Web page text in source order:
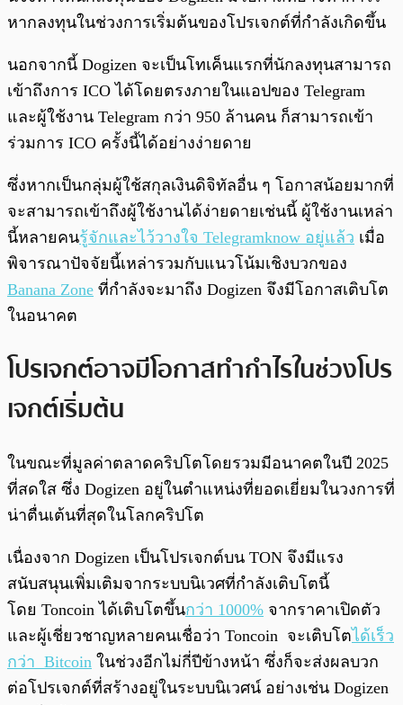
หากลงทุนในช่วงการเริ่มต้นของโปรเจกต์ที่กำลังเกิดขึ้น
นอกจากนี้ Dogizen จะเป็นโทเค็นแรกที่นักลงทุนสามารถ
เข้าถึงการ ICO ได้โดยตรงภายในแอปของ Telegram
และผู้ใช้งาน Telegram กว่า 950 ล้านคน ก็สามารถเข้า
ร่วมการ ICO ครั้งนี้ได้อย่างง่ายดาย
ซึ่งหากเป็นกลุ่มผู้ใช้สกุลเงินดิจิทัลอื่น ๆ โอกาสน้อยมากที่
จะสามารถเข้าถึงผู้ใช้งานได้ง่ายดายเช่นนี้ ผู้ใช้งานเหล่า
นี้หลายคนรู้จักและไว้วางใจ Telegramknow อยู่แล้ว เมื่อ
พิจารณาปัจจัยนี้เหล่ารวมกับแนวโน้มเชิงบวกของ
Banana Zone ที่กำลังจะมาถึง Dogizen จึงมีโอกาสเติบโต
ในอนาคต
โปรเจกต์อาจมีโอกาสทำกำไร ในช่วงโปร
เจกต์เริ่มต้น
ในขณะที่มูลค่าตลาดคริปโตโดยรวมมีอนาคตในปี 2025
ที่สดใส ซึ่ง Dogizen อยู่ในตำแหน่งที่ยอดเยี่ยมในวงการที่
น่าตื่นเต้นที่สุดในโลกคริปโต
เนื่องจาก Dogizen เป็นโปรเจกต์บน TON จึงมีแรง
สนับสนุนเพิ่มเติมจากระบบนิเวศที่กำลังเติบโตนี้
โดย Toncoin ได้เติบโตขึ้นกว่า 1000% จากราคาเปิดตัว
และผู้เชี่ยวชาญหลายคนเชื่อว่า Toncoin จะเติบโตได้เร็ว
กว่า Bitcoin ในช่วงอีกไม่กี่ปีข้างหน้า ซึ่งก็จะส่งผลบวก
ต่อโปรเจกต์ที่สร้างอยู่ในระบบนิเวศน์ อย่างเช่น Dogizen